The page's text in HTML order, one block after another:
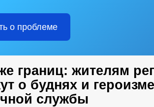
о проблеме
границ: жителям
о буднях и героизме
службы